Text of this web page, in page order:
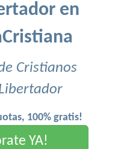
en
Cristianos
100% gratis!
YA!